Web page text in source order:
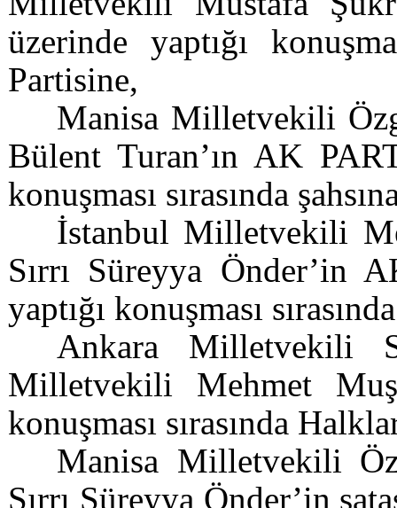
üzerinde yaptığı
Partisine,
Manisa Milletvekili
Bülent Turan’ın AK
konuşması sırasında
İstanbul Milletvekili
Sırrı Süreyya Önder’in
yaptığı konuşması
Ankara Milletvekili
Milletvekili Mehmet
konuşması sırasında
Manisa Milletvekili
Sırrı Süreyya Önder’in